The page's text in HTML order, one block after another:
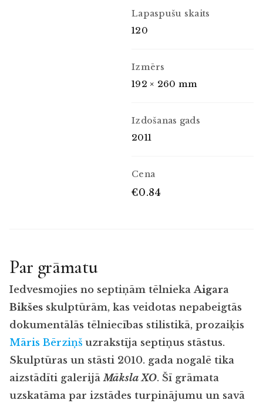
Lapaspušu skaits
120
Izmērs
192 × 260 mm
Izdošanas gads
2011
Cena
€0.84
Par grāmatu
Iedvesmojies no septiņām tēlnieka Aigara
Bikšes skulptūrām, kas veidotas nepabeigtās
dokumentālās tēlniecības stilistikā, prozaiķis
Māris Bērziņš uzrakstīja septiņus stāstus.
Skulptūras un stāsti 2010. gada nogalē tika
aizstādīti galerijāMāksla XO. Šī grāmata
uzskatāma par izstādes turpinājumu un savā